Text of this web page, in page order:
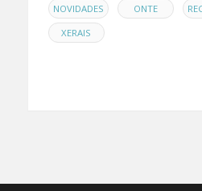
NOVIDADES , ONTE ,
XERAIS